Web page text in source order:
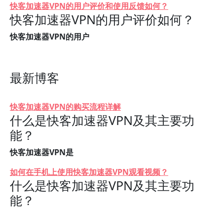
快客加速器VPN的用户评价和使用反馈如何？
快客加速器VPN的用户评价如何？
快客加速器VPN的用户
最新博客
快客加速器VPN的购买流程详解
什么是快客加速器VPN及其主要功
能？
快客加速器VPN是
如何在手机上使用快客加速器VPN观看视频？
什么是快客加速器VPN及其主要功
能？